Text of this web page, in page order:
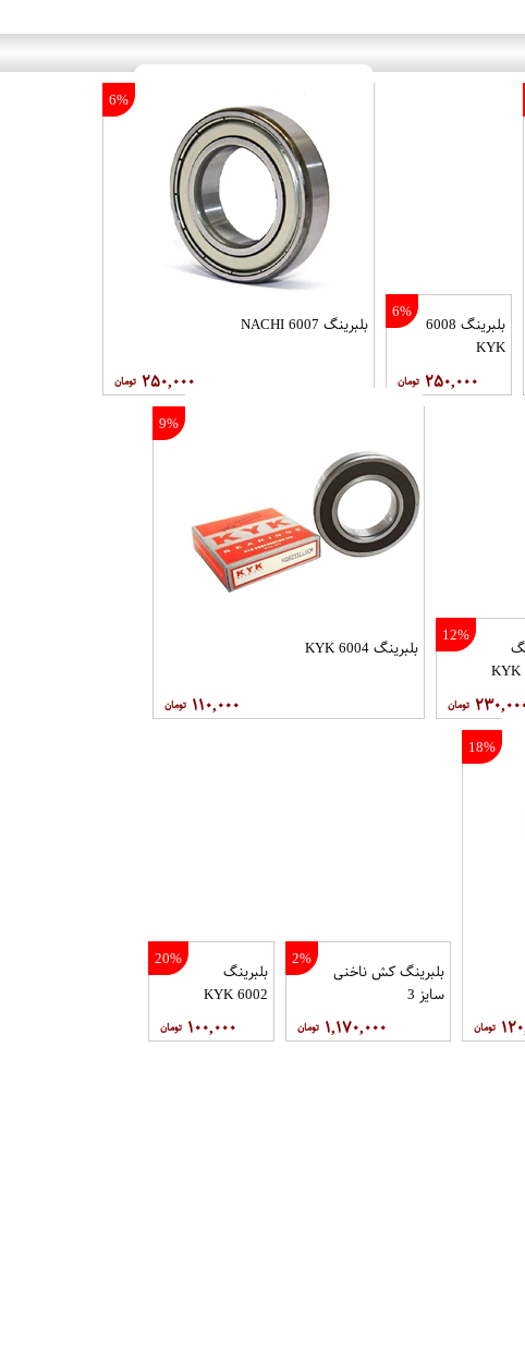
6%
بلبرینگ 6008
KYK
۲۵۰,۰۰۰
6%
بلبرینگ 6007 NACHI
۲۵۰,۰۰۰
12%
9%
بلبرینگ 6004 KYK
۱۱۰,۰۰۰
18%
2%
بلبرینگ کش ناخنی
سایز 3
۱,۱۷۰,۰۰۰
20%
بلبرینگ
6002 KYK
۱۰۰,۰۰۰